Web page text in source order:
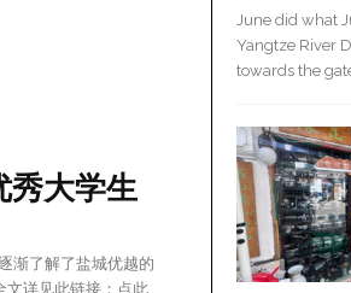
秀大学生
渐了解了盐城优越的
文详见此链接；点此
June did what
Yangtze River
towards the